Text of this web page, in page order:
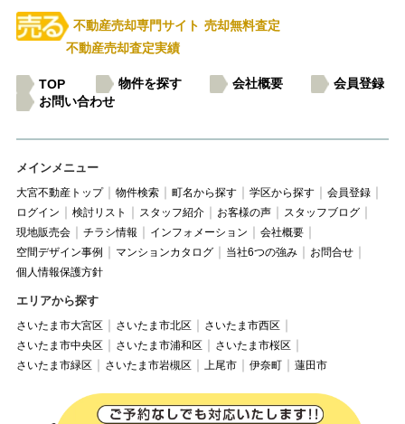
不動産売却専門サイト 売却無料査定
不動産売却査定実績
TOP 物件を探す 会社概要
会員登録
お問い合わせ
メインメニュー
大宮不動産トップ 物件検索 町名から探す 学区から探す
会員登録
ログイン
検討リスト スタッフ紹介 お客様の声
スタッフブログ
現地販売会
チラシ情報 インフォメーション
会社概要
空間デザイン事例
マンションカタログ 当社6つの強み
お問合せ
個人情報保護方針
エリアから探す
さいたま市大宮区 さいたま市北区
さいたま市西区
さいたま市中央区
さいたま市浦和区
さいたま市桜区
さいたま市緑区
さいたま市岩槻区 上尾市 伊奈町 蓮田市